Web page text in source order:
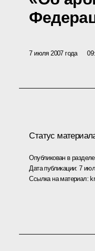
7 июля 2007 года
Статус
Опубликован в
Дата публикации:7
Ссылка на материал: